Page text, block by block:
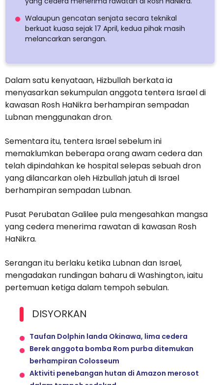
Walaupun gencatan senjata secara teknikal
berkuat kuasa sejak 17 April, kedua pihak masih
melancarkan serangan.
Dalam satu kenyataan, Hizbullah berkata ia
menyasarkan sekumpulan anggota tentera Israel di
kawasan Rosh HaNikra berhampiran sempadan
Lubnan menggunakan dron.
Sementara itu, tentera Israel sebelum ini
memaklumkan beberapa orang awam cedera dan
telah dipindahkan ke hospital selepas sebuah dron
yang dilancarkan oleh Hizbullah jatuh di Israel
berhampiran sempadan Lubnan.
Pusat Perubatan Galilee pula mengesahkan mangsa
yang cedera menerima rawatan di kawasan Rosh
HaNikra.
Serangan itu berlaku ketika Lubnan dan Israel,
mengadakan rundingan baharu di Washington, iaitu
pertemuan ketiga dalam tempoh sebulan.
DISYORKAN
Taufan Dolphin landa Okinawa, lima cedera
Berek anggota bomba Rom purba ditemukan
berhampiran Colosseum
Aktiviti penebangan hutan di Amazon merosot